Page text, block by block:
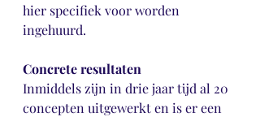
hier specifiek voor worden
ingehuurd.
Concrete resultaten
Inmiddels zijn in drie jaar tijd al 20
concepten uitgewerkt en is er een